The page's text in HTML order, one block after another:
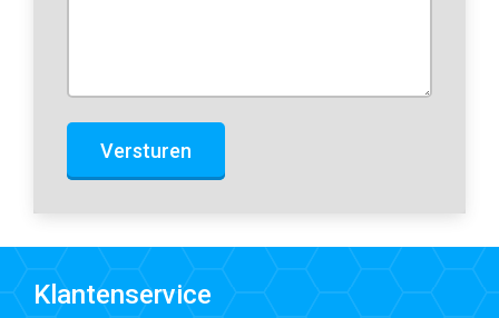
Versturen
Klantenservice